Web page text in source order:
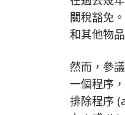
關稅豁免
和其他物
然而，參
一個程序
排除程序